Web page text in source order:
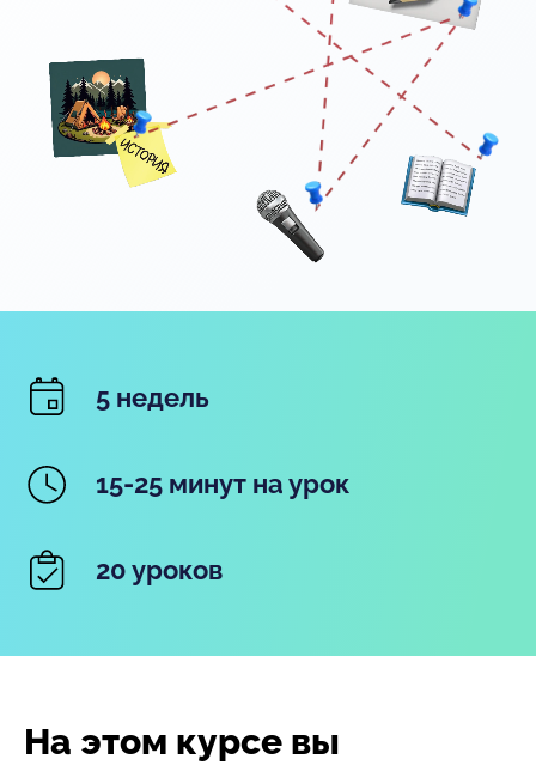
5 недель
15-25 минут на урок
20 уроков
На этом курсе вы